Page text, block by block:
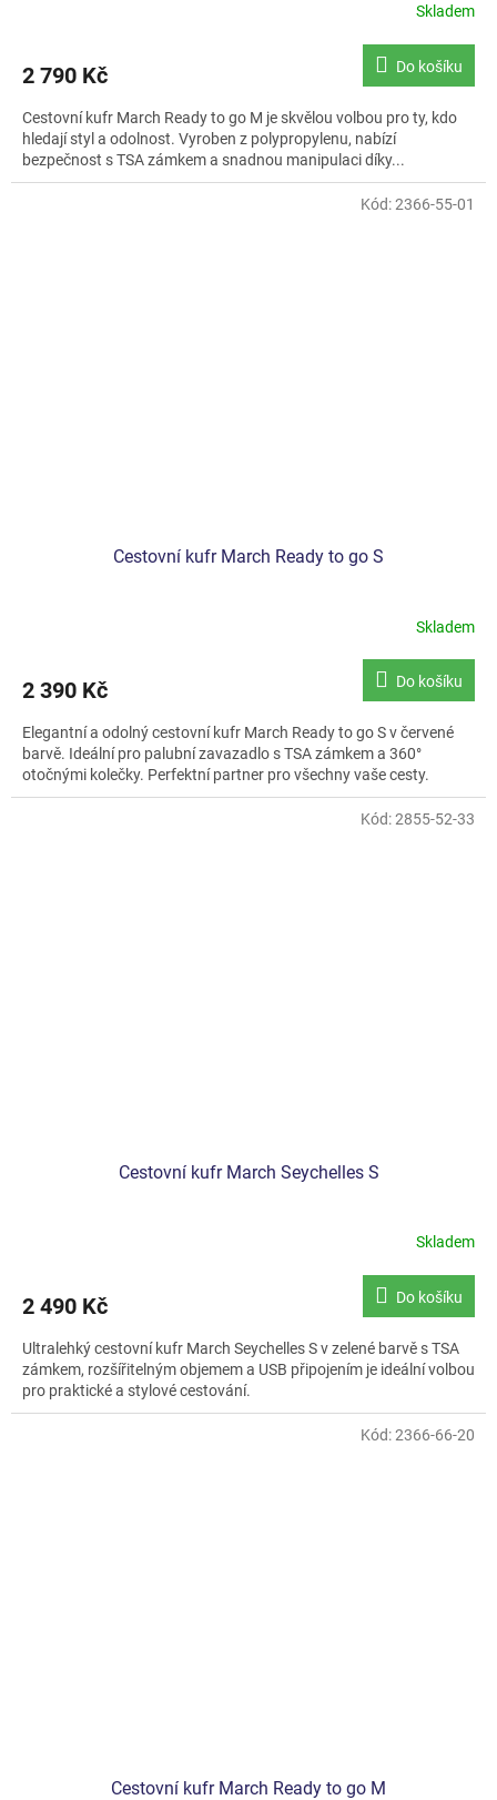
Skladem
2 790 Kč Do košíku
Cestovní kufr March Ready to go M je skvělou volbou pro ty, kdo
hledají styl a odolnost. Vyroben z polypropylenu, nabízí
bezpečnost s TSA zámkem a snadnou manipulaci díky...
Cestovní kufr March Ready to go S
Skladem
2 390 Kč Do košíku
Elegantní a odolný cestovní kufr March Ready to go S v červené
barvě. Ideální pro palubní zavazadlo s TSA zámkem a 360°
otočnými kolečky. Perfektní partner pro všechny vaše cesty.
Kód:2366-55-01
Cestovní kufr March Seychelles S
Skladem
2 490 Kč Do košíku
Ultralehký cestovní kufr March Seychelles S v zelené barvě s TSA
zámkem, rozšířitelným objemem a USB připojením je ideální volbou
pro praktické a stylové cestování.
Kód:2855-52-33
Cestovní kufr March Ready to go M
Kód:2366-66-20